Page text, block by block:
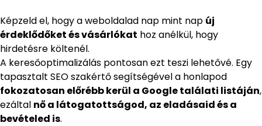
Képzeld el, hogy a weboldalad nap mint nap új
érdeklődőket és vásárlókat hoz anélkül, hogy
hirdetésre költenél.
A keresőoptimalizálás pontosan ezt teszi lehetővé. Egy
tapasztalt SEO szakértő segítségével a honlapod
fokozatosan előrébb kerül a Google találati listáján,
ezáltal nő a látogatottságod, az eladásaid és a
bevételed is.